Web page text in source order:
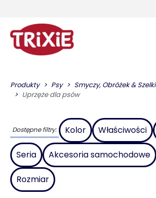
Produkty Psy
Smyczy, Obróżek & Szelki
Uprzęże dla psów
Dostępne filtry: Kolor Właściwości
Seria Akcesoria samochodowe
Rozmiar